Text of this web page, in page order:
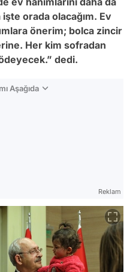
orada olacağım. Ev
önerim; bolca zincir
Her kim sofradan
dedi.
Aşağıda
Reklam